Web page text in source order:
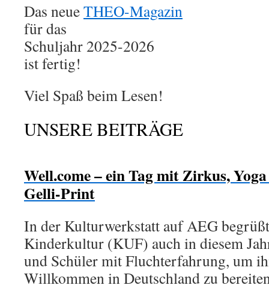
Das neueTHEO-Magazin
für das
Schuljahr 2025-2026
ist fertig!
Viel Spaß beim Lesen!
UNSERE BEITRÄGE
Well.come – ein Tag mit Zirkus,
Gelli-Print
In der Kulturwerkstatt auf AEG
Kinderkultur (KUF) auch in diesem
und Schüler mit Fluchterfahrung, um
Willkommen in Deutschland zu